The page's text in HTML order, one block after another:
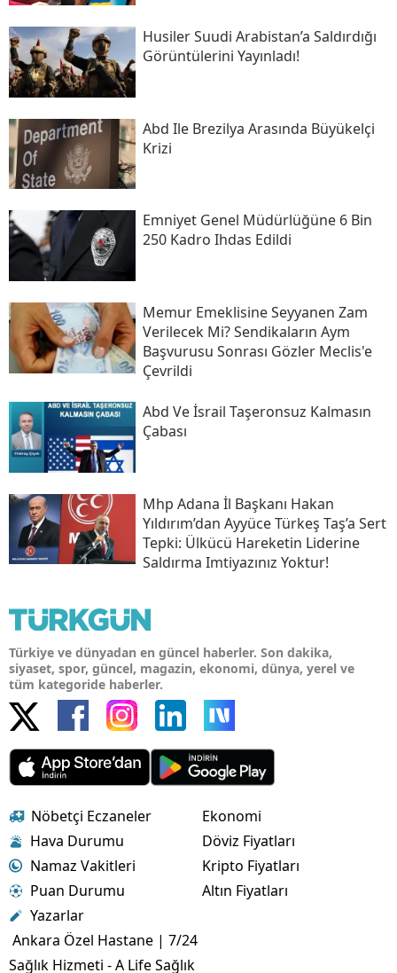
Husiler Suudi Arabistan’a Saldırdığı
Görüntülerini Yayınladı!
Abd Ile Brezilya Arasında Büyükelçi
Krizi
Emniyet Genel Müdürlüğüne 6 Bin
250 Kadro Ihdas Edildi
​memur Emeklisine Seyyanen Zam
Verilecek Mi? Sendikaların Aym
Başvurusu Sonrası Gözler Meclis'e
Çevrildi
Abd Ve İsrail Taşeronsuz Kalmasın
Çabası
Mhp Adana İl Başkanı Hakan
Yıldırım’dan Ayyüce Türkeş Taş’a Sert
Tepki: Ülkücü Hareketin Liderine
Saldırma Imtiyazınız Yoktur!
Türkiye ve dünyadan en güncel haberler. Son dakika,
siyaset, spor, güncel, magazin, ekonomi, dünya, yerel ve
tüm kategoride haberler.
Nöbetçi Eczaneler
Hava Durumu
Namaz Vakitleri
Puan Durumu
Yazarlar
Ankara Özel Hastane | 7/24
Sağlık Hizmeti - A Life Sağlık
Ekonomi
Döviz Fiyatları
Kripto Fiyatları
Altın Fiyatları